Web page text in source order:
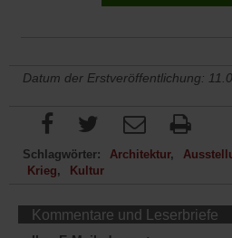
Datum der Erstveröffentlichung:
Schlagwörter: Architektur
Krieg
Kultur
Kommentare und Leserbriefe